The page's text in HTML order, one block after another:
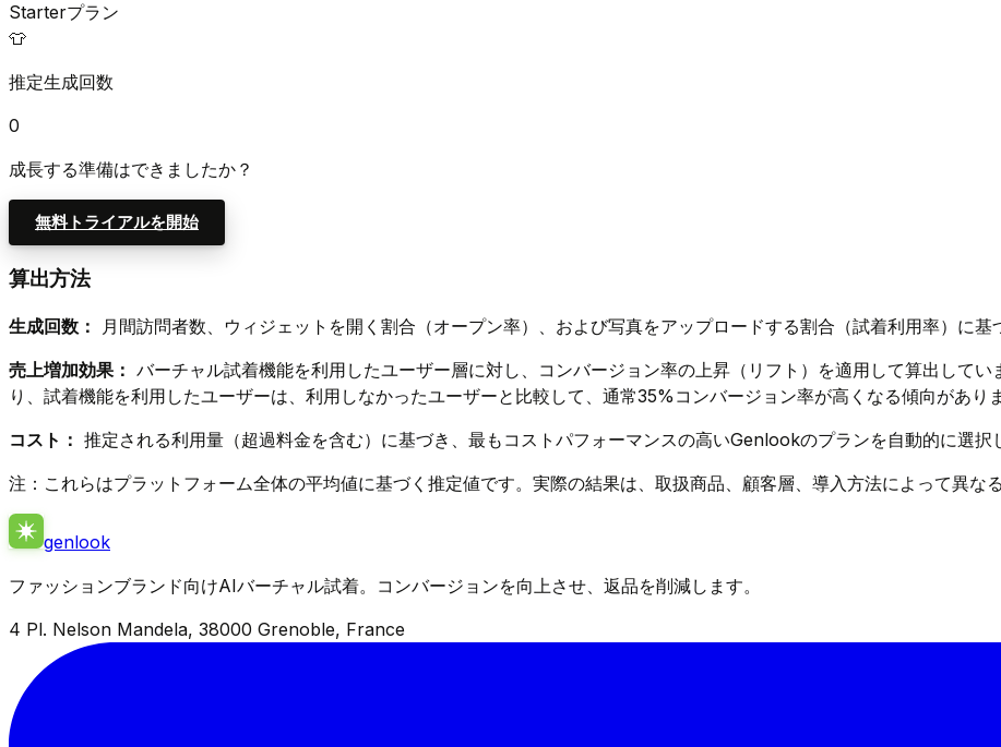
Starterプラン
👕
推定生成回数
0
成長する準備はできましたか？
無料トライアルを開始
算出方法
生成回数：
月間訪問者数、ウィジェットを開く割合（オープン率）、および写真をアップロードする割合（試着利用率）に基
売上増加効果： バーチャル試着機能を利用したユーザー層に対し、コンバージョン率の上昇（リフト）を適用して算出して
り、試着機能を利用したユーザーは、利用しなかったユーザーと比較して、通常35%コンバージョン率が高くなる傾向がありま
コスト： 推定される利用量（超過料金を含む）に基づき、最もコストパフォーマンスの高いGenlookのプランを自動的に選択
注：これらはプラットフォーム全体の平均値に基づく推定値です。実際の結果は、取扱商品、顧客層、導入方法によって異な
genlook
ファッションブランド向けAIバーチャル試着。コンバージョンを向上させ、返品を削減します。
4 Pl. Nelson Mandela, 38000 Grenoble, France